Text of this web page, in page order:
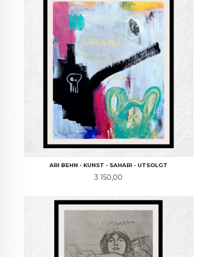
ARI BEHN - KUNST - SAHARI - UTSOLGT
Pris
3 150,00